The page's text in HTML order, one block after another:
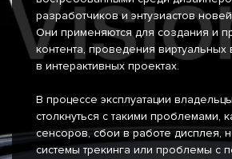
разработчиков и энтузиастов
Они применяются для создания и
контента, проведения виртуальных
в интерактивных проектах.
В процессе эксплуатации
столкнуться с такими проблемами,
сенсоров, сбои в работе дисплея,
системы трекинга или проблемы с